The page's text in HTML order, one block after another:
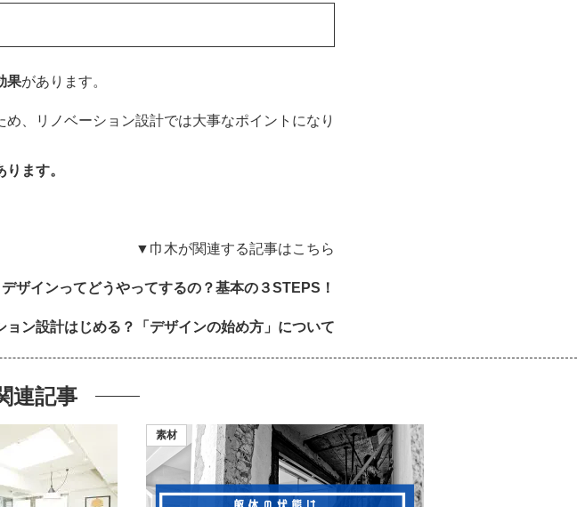
果があります。
、リノベーション設計では大事なポイントになり
ます。
▼巾木が関連する記事はこちら
デザインってどうやってするの？基本の３STEPS！
ョン設計はじめる？「デザインの始め方」について
連記事
素材